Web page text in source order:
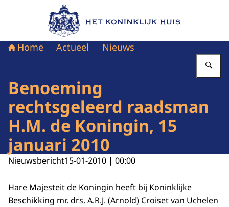
Naar de homepage van Het Koninklijk Huis
Home Actueel Nieuws
Benoeming
rechtsgeleerd raadsman
H.M. de Koningin, 15
januari 2010
Nieuwsbericht15-01-2010 | 00:00
Hare Majesteit de Koningin heeft bij Koninklijke
Beschikking mr. drs. A.R.J. (Arnold) Croiset van Uchelen